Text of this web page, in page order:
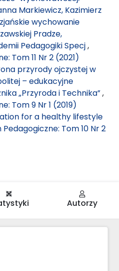
Markiewicz, Kazimierz
wychowanie
Pradze,
Pedagogiki Specj,
Tom 11 Nr 2 (2021)
przyrody ojczystej w
– edukacyjne
„Przyroda i Technika”,
Tom 9 Nr 1 (2019)
for a healthy lifestyle
Pedagogiczne: Tom 10 Nr 2
Autorzy